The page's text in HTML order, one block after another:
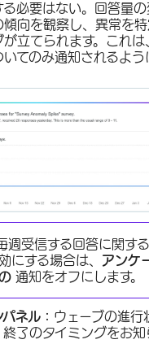
る必要はない。回答量の
傾向を観察し、異常を特
が立てられます。これは
いてのみ通知されるよう
週受信する回答に関す
にする場合は、 アンケ
通知をオフにします。
ネル： ウェーブの進行
了のタイミングをお知